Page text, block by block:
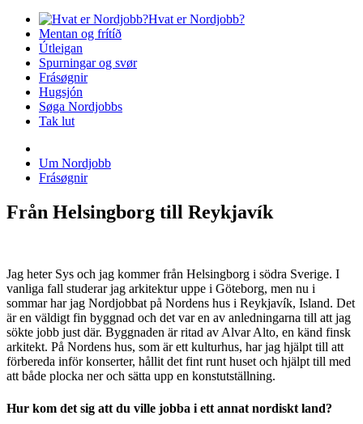
Hvat er Nordjobb?
Mentan og frítíð
Útleigan
Spurningar og svør
Frásøgnir
Hugsjón
Søga Nordjobbs
Tak lut
Um Nordjobb
Frásøgnir
Från Helsingborg till Reykjavík
Jag heter Sys och jag kommer från Helsingborg i södra Sverige. I
vanliga fall studerar jag arkitektur uppe i Göteborg, men nu i
sommar har jag Nordjobbat på Nordens hus i Reykjavík, Island. Det
är en väldigt fin byggnad och det var en av anledningarna till att jag
sökte jobb just där. Byggnaden är ritad av Alvar Alto, en känd finsk
arkitekt. På Nordens hus, som är ett kulturhus, har jag hjälpt till att
förbereda inför konserter, hållit det fint runt huset och hjälpt till med
att både plocka ner och sätta upp en konstutställning.
Hur kom det sig att du ville jobba i ett annat nordiskt land?